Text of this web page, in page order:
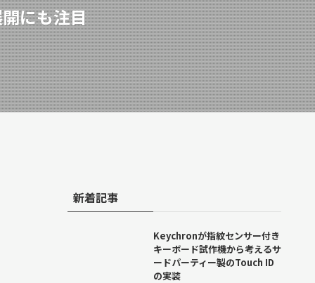
にも注目
新着記事
Keychronが指紋センサー付き
キーボード試作機から考えるサ
ードパーティー製のTouch ID
の実装